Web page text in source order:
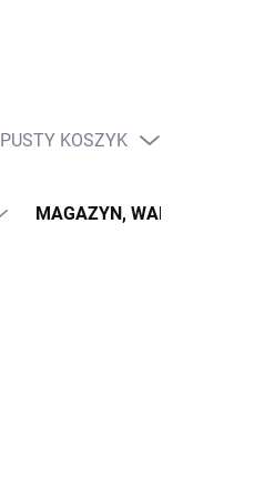
KOSZYK
PUSTY KOSZYK
MAGAZYN, WARSZTAT